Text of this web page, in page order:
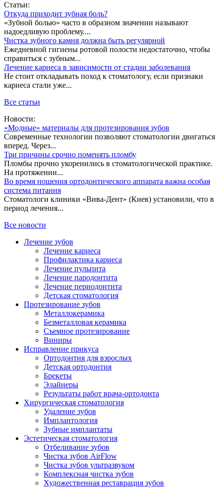
Статьи:
Откуда приходит зубная боль?
«Зубной болью» часто в образном значении называют
надоедливую проблему....
Чистка зубного камня должна быть регулярной
Ежедневной гигиены ротовой полости недостаточно, чтобы
справиться с зубным...
Лечение кариеса в зависимости от стадии заболевания
Не стоит откладывать поход к стоматологу, если признаки
кариеса стали уже...
Все статьи
Новости:
«Модные» материалы для протезирования зубов
Современные технологии позволяют стоматологии двигаться
вперед. Через...
Три причины срочно поменять пломбу
Пломбы прочно укоренились в стоматологической практике.
На протяжении...
Во время ношения ортодонтического аппарата важна особая
система питания
Стоматологи клиники «Вива-Дент» (Киев) установили, что в
период лечения...
Все новости
Лечение зубов
Лечение кариеса
Профилактика кариеса
Лечение пульпита
Лечение пародонтита
Лечение периодонтита
Детская стоматология
Протезирование зубов
Металлокерамика
Безметалловая керамика
Съемное протезирование
Виниры
Исправление прикуса
Ортодонтия для взрослых
Детская ортодонтия
Брекеты
Элайнеры
Результаты работ врача-ортодонта
Хирургическая стоматология
Удаление зубов
Имплантология
Зубные имплантаты
Эстетическая стоматология
Отбеливание зубов
Чистка зубов AirFlow
Чистка зубов ультразвуком
Комплексная чистка зубов
Художественная реставрация зубов